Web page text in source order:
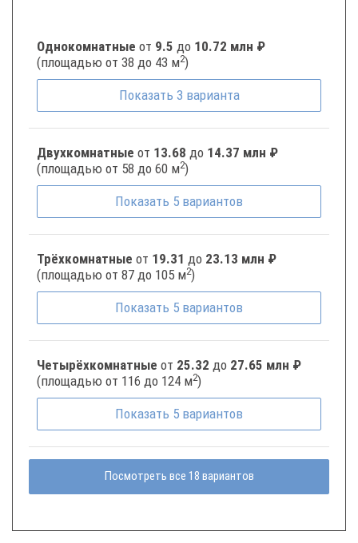
Однокомнатные от 9.5 до 10.72 млн ₽
(площадью от 38 до 43 м2)
Показать 3 варианта
Двухкомнатные от 13.68 до 14.37 млн ₽
(площадью от 58 до 60 м2)
Показать 5 вариантов
Трёхкомнатные от 19.31 до 23.13 млн ₽
(площадью от 87 до 105 м2)
Показать 5 вариантов
Четырёхкомнатные от 25.32 до 27.65 млн ₽
(площадью от 116 до 124 м2)
Показать 5 вариантов
Посмотреть все 18 вариантов